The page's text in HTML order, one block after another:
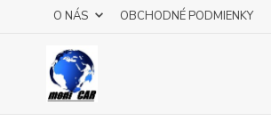
O NÁS OBCHODNÉ PODMIENKY